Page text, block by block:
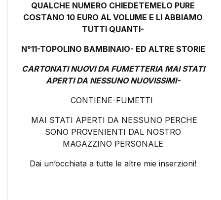
QUALCHE NUMERO CHIEDETEMELO PURE
COSTANO 10 EURO AL VOLUME E LI ABBIAMO
TUTTI QUANTI-
N°11-TOPOLINO BAMBINAIO- ED ALTRE STORIE
CARTONATI NUOVI DA FUMETTERIA MAI STATI
APERTI DA NESSUNO NUOVISSIMI-
CONTIENE-FUMETTI
MAI STATI APERTI DA NESSUNO PERCHE
SONO PROVENIENTI DAL NOSTRO
MAGAZZINO PERSONALE
Dai un’occhiata a tutte le altre mie inserzioni!